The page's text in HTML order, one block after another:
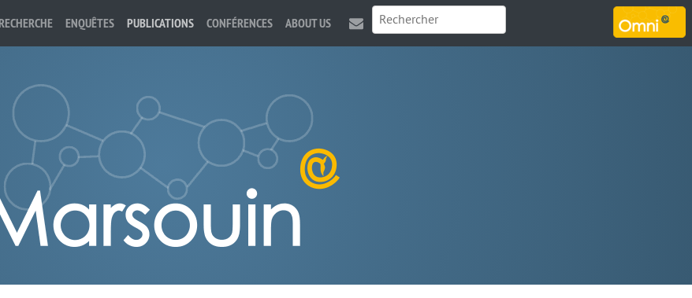
ENQUÊTES PUBLICATIONS CONFÉRENCES ABOUT US